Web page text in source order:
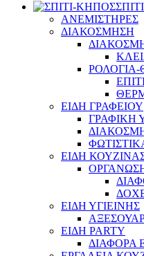
ΑΝΕΜΙΣΤΗΡΕΣ
ΔΙΑΚΟΣΜΗΣΗ
ΕΙΔΗ ΓΡΑΦΕΙΟΥ
ΓΡΑΦΙΚΗ
ΕΙΔΗ
ΕΙΔΗ ΥΓΙΕΙΝΗΣ
ΕΙΔΗ PARTY
ΔΙΑΦΟΡΑ